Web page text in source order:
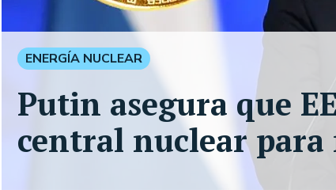
ENERGÍA NUCLEAR
Putin asegura que
central nuclear